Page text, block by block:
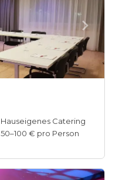
Hauseigenes Catering
50–100 € pro Person